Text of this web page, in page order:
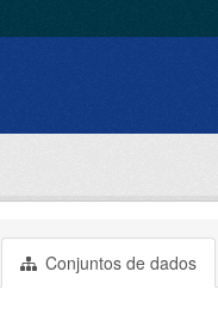
Conjuntos de dados